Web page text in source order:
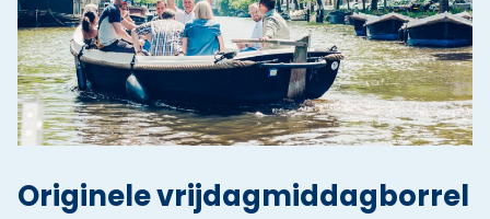
Originele vrijdagmiddagborrel